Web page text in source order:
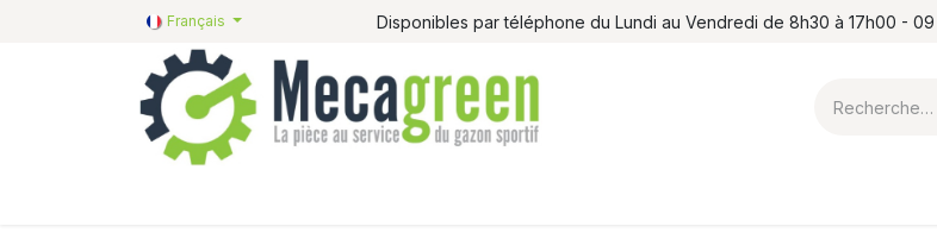
Français Disponibles par téléphone du Lundi au Vendredi de 8h30 à 17h00 -